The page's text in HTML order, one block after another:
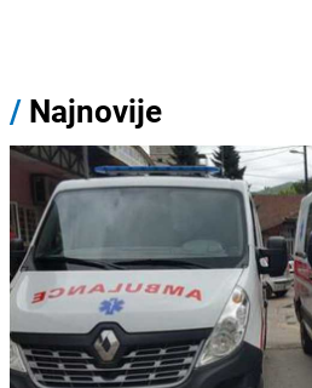
/ Najnovije